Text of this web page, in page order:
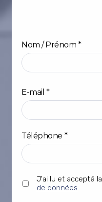
Nom / Prénom *
E-mail *
Téléphone *
Sans
titre
J'ai lu et accepté la
de données